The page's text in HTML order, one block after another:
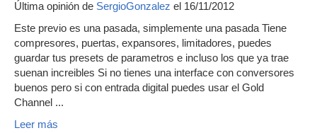
Última opinión de SergioGonzalez el 16/11/2012
Este previo es una pasada, simplemente una pasada Tiene
compresores, puertas, expansores, limitadores, puedes
guardar tus presets de parametros e incluso los que ya trae
suenan increibles Si no tienes una interface con conversores
buenos pero si con entrada digital puedes usar el Gold
Channel ...
Leer más